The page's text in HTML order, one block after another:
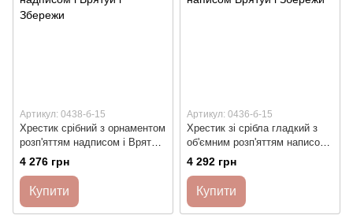
Артикул: 0438-б-15
Хрестик срібний з орнаментом
розп'яттям надписом і Врятуй
і Збережи
4 276 грн
Купити
Артикул: 0436-б-15
Хрестик зі срібла гладкий з
об'ємним розп'яттям написом
Врятуй і Збережи
4 292 грн
Купити